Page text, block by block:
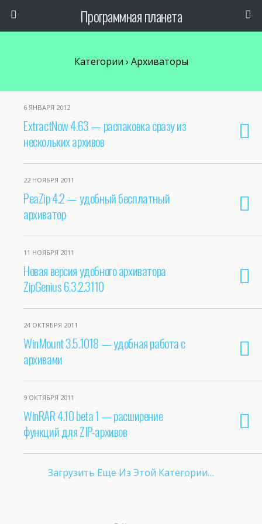
Программная планета
Категории › Архиваторы
6 ЯНВАРЯ 2012
ExtractNow 4.63 — распаковка сразу из
нескольких архивов
22 НОЯБРЯ 2011
PeaZip 4.2 — удобный бесплатный
архиватор
11 НОЯБРЯ 2011
Новая версия удобного архиватора
ZipGenius 6.3.2.3110
24 ОКТЯБРЯ 2011
WinMount 3.5.1018 — удобная работа с
архивами
9 ОКТЯБРЯ 2011
WinRAR 4.10 beta 1 — расширение
функций для ZIP-архивов
Загрузить Еще Из Этой Категории…